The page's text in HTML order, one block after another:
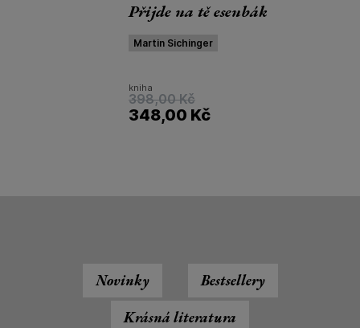
Přijde na tě esenbák
Martin Sichinger
kniha
398,00 Kč
348,00 Kč
Novinky
Bestsellery
Krásná literatura